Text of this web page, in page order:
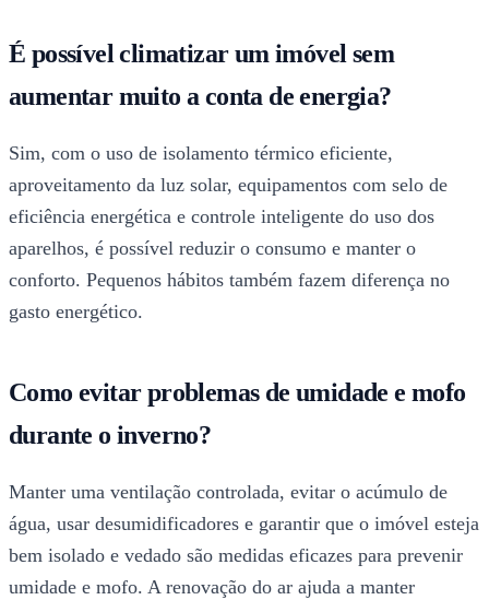
É possível climatizar um imóvel sem
aumentar muito a conta de energia?
Sim, com o uso de isolamento térmico eficiente,
aproveitamento da luz solar, equipamentos com selo de
eficiência energética e controle inteligente do uso dos
aparelhos, é possível reduzir o consumo e manter o
conforto. Pequenos hábitos também fazem diferença no
gasto energético.
Como evitar problemas de umidade e mofo
durante o inverno?
Manter uma ventilação controlada, evitar o acúmulo de
água, usar desumidificadores e garantir que o imóvel esteja
bem isolado e vedado são medidas eficazes para prevenir
umidade e mofo. A renovação do ar ajuda a manter